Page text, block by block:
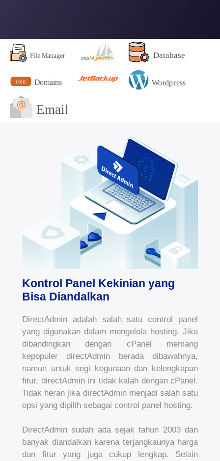
Kontrol Panel Kekinian yang
Bisa Diandalkan
DirectAdmin adalah salah satu control panel
yang digunakan dalam mengelola hosting. Jika
dibandingkan dengan cPanel memang
kepopuler directAdmin berada dibawahnya,
namun untuk segi kegunaan dan kelengkapan
fitur, directAdmin ini tidak kalah dengan cPanel.
Tidak heran jika directAdmin menjadi salah satu
opsi yang dipilih sebagai control panel hosting.
DirectAdmin sudah ada sejak tahun 2003 dan
banyak diandalkan karena terjangkaunya harga
dan fitur yang juga cukup lengkap. Selain